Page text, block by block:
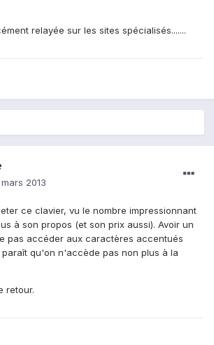
relayée sur les sites spécialisés.......
2013
ce clavier, vu le nombre impressionnant
à son propos (et son prix aussi). Avoir un
pas accéder aux caractères accentués
qu'on n'accède pas non plus à la
retour.